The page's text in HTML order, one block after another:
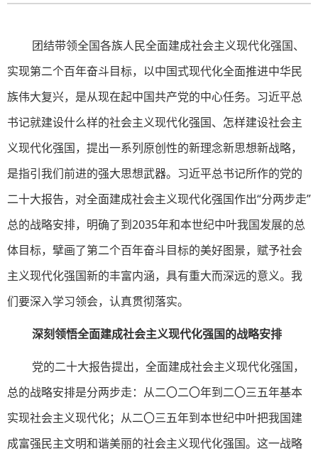
团结带领全国各族人民全面建成社会主义现代化强国、
实现第二个百年奋斗目标，以中国式现代化全面推进中华民
族伟大复兴，是从现在起中国共产党的中心任务。习近平总
书记就建设什么样的社会主义现代化强国、怎样建设社会主
义现代化强国，提出一系列原创性的新理念新思想新战略，
是指引我们前进的强大思想武器。习近平总书记所作的党的
二十大报告，对全面建成社会主义现代化强国作出“分两步走”
总的战略安排，明确了到2035年和本世纪中叶我国发展的总
体目标，擘画了第二个百年奋斗目标的美好图景，赋予社会
主义现代化强国新的丰富内涵，具有重大而深远的意义。我
们要深入学习领会，认真贯彻落实。
深刻领悟全面建成社会主义现代化强国的战略安排
党的二十大报告提出，全面建成社会主义现代化强国，
总的战略安排是分两步走：从二〇二〇年到二〇三五年基本
实现社会主义现代化；从二〇三五年到本世纪中叶把我国建
成富强民主文明和谐美丽的社会主义现代化强国。这一战略